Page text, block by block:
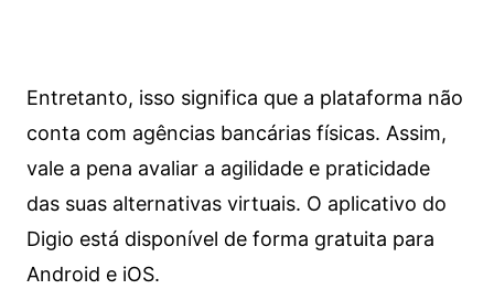
Entretanto, isso significa que a plataforma não
conta com agências bancárias físicas. Assim,
vale a pena avaliar a agilidade e praticidade
das suas alternativas virtuais. O aplicativo do
Digio está disponível de forma gratuita para
Android e iOS.